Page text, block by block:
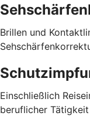
Brillen und
Einschließlich
beruflicher Tätigkeit